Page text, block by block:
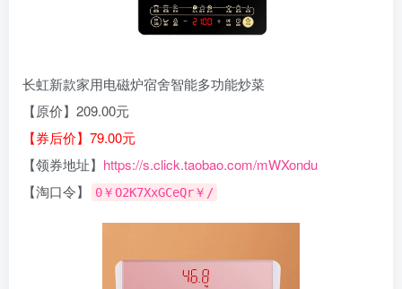
长虹新款家用电磁炉宿舍智能多功能炒菜
【原价】209.00元
【券后价】79.00元
【领券地址】 https://s.click.taobao.com/mWXondu
【淘口令】
0￥O2K7XxGCeQr￥/